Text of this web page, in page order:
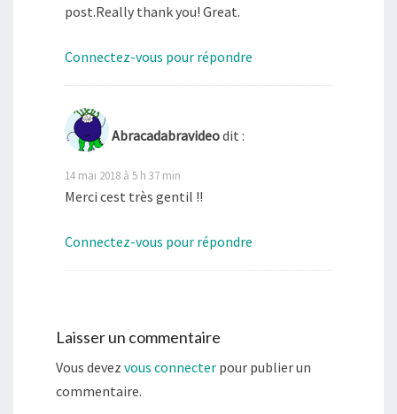
post.Really thank you! Great.
Connectez-vous pour répondre
Abracadabravideodit :
14 mai 2018 à 5 h 37 min
Merci cest très gentil !!
Connectez-vous pour répondre
Laisser un commentaire
Vous devez vous connecter pour publier un
commentaire.